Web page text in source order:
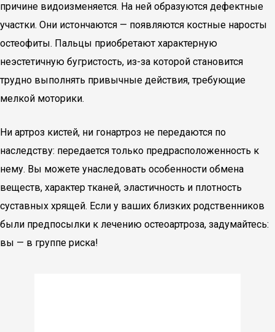
причине видоизменяется. На ней образуются дефектные
участки. Они истончаются — появляются костные наросты
остеофиты. Пальцы приобретают характерную
неэстетичную бугристость, из-за которой становится
трудно выполнять привычные действия, требующие
мелкой моторики.
Ни артроз кистей, ни гонартроз не передаются по
наследству: передается только предрасположенность к
нему. Вы можете унаследовать особенности обмена
веществ, характер тканей, эластичность и плотность
суставных хрящей. Если у ваших близких родственников
были предпосылки к лечению остеоартроза, задумайтесь:
вы — в группе риска!